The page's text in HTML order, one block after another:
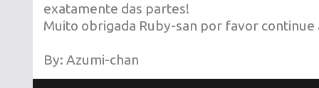
exatamente das partes!
Muito obrigada Ruby-san por favor continue
By: Azumi-chan